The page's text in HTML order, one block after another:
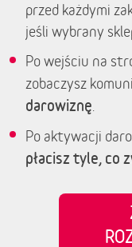
przed każdymi
jeśli wybrany
Po wejściu na
zobaczysz
darowiznę
Po aktywacji
płacisz tyle, co